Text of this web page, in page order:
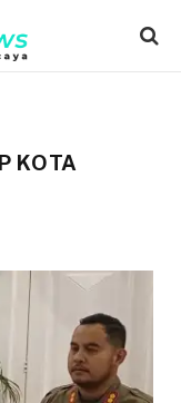
KOTA